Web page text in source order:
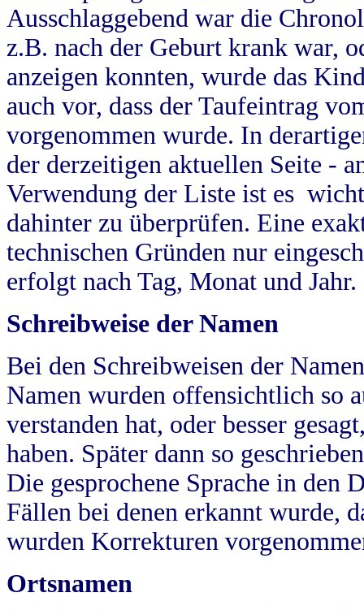
Ausschlaggebend war die
z.B. nach der Geburt krank war,
anzeigen konnten, wurde das
auch vor, dass der Taufeintrag
vorgenommen wurde. In
der derzeitigen aktuellen Seite -
Verwendung der Liste ist es
dahinter zu überprüfen. Eine
technischen Gründen nur
erfolgt nach Tag, Monat und Jahr.
Schreibweise der Namen
Bei den Schreibweisen der
Namen wurden offensichtlich so
verstanden hat, oder besser
haben. Später dann so
Die gesprochene Sprache in
Fällen bei denen erkannt wurde,
wurden Korrekturen
Ortsnamen